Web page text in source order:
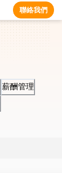
聯絡我們
薪酬管理